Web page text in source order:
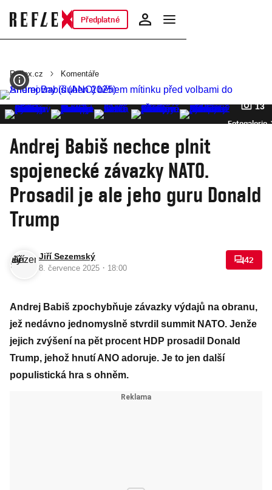
Předplatné
Reflex.cz Komentáře
13
Fotogalerie
Andrej Babiš nechce plnit
spojenecké závazky NATO.
Prosadil je ale jeho guru Donald
Trump
Jiří Sezemský
8. července 2025 · 18:00
42
Andrej Babiš zpochybňuje závazky výdajů na obranu,
jež nedávno jednomyslně stvrdil summit NATO. Jenže
jejich zvýšení na pět procent HDP prosadil Donald
Trump, jehož hnutí ANO adoruje. Je to jen další
populistická hra s ohněm.